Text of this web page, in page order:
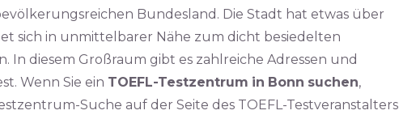
Bundesland. Die Stadt hat etwas über
sich in unmittelbarer Nähe zum dicht besiedelten
In diesem Großraum gibt es zahlreiche Adressen und
Wenn Sie ein TOEFL-Testzentrum in Bonn suchen,
Suche auf der Seite des TOEFL-Testveranstalters